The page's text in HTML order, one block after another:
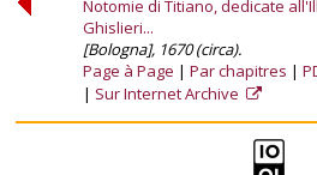
Notomie di Titiano, dedicate
Ghislieri...
[Bologna], 1670 (circa).
Page à Page
Par chapitres
Sur Internet Archive